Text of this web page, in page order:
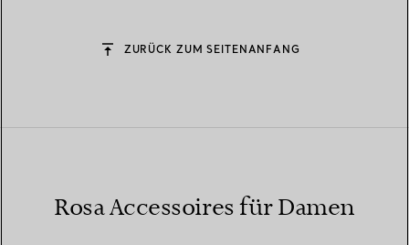
ZURÜCK ZUM SEITENANFANG
Rosa Accessoires für Damen